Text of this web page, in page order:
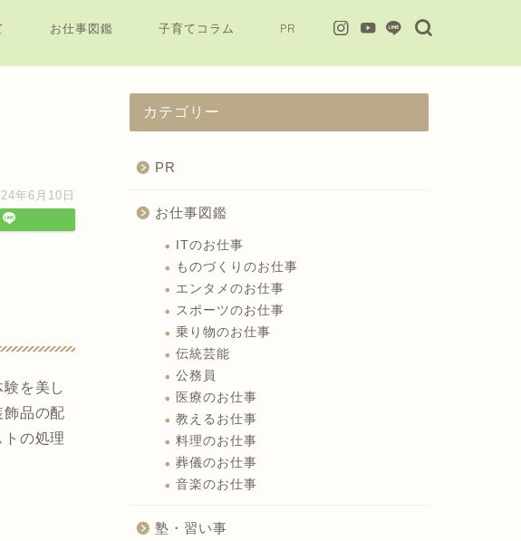
お仕事図鑑 子育てコラム PR
年6月10日
を美し
飾品の配
の処理
カテゴリー
PR
お仕事図鑑
ITのお仕事
ものづくりのお仕事
エンタメのお仕事
スポーツのお仕事
乗り物のお仕事
伝統芸能
公務員
医療のお仕事
教えるお仕事
料理のお仕事
葬儀のお仕事
音楽のお仕事
塾・習い事